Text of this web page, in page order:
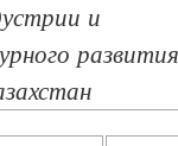
и
развития